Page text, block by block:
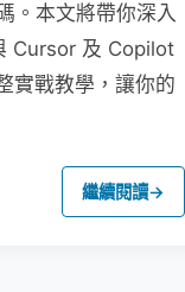
。本文將帶你深入
Cursor 及 Copilot
實戰教學，讓你的
繼續閱讀→